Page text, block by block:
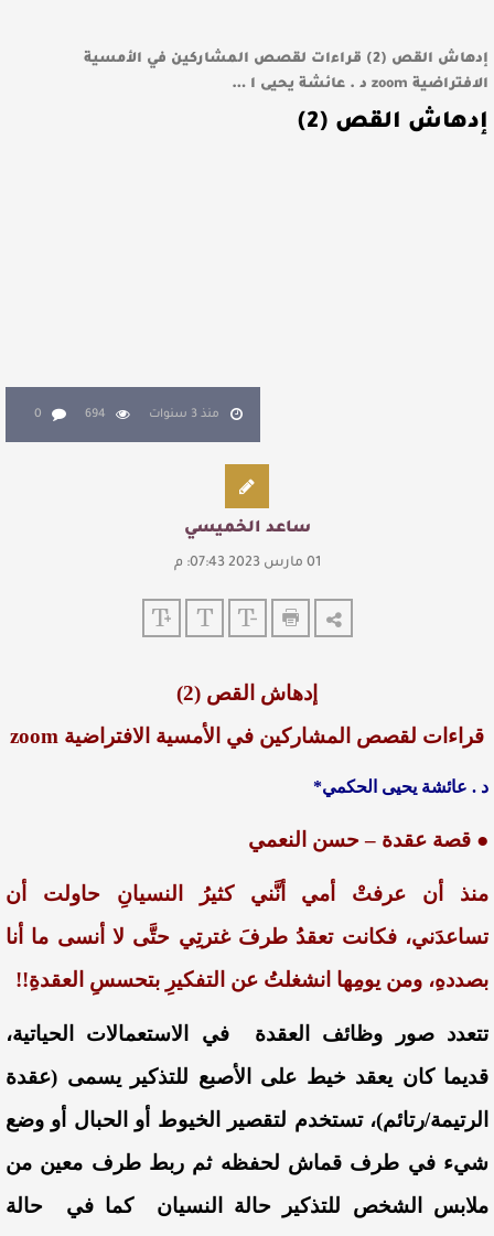
إدهاش القص (2) قراءات لقصص المشاركين في الأمسية
الافتراضية zoom د . عائشة يحيى ا …
إدهاش القص (2)
منذ 3 سنوات 694
0
ساعد الخميسي
01 مارس 2023 07:43: م
إدهاش القص (2)
قراءات لقصص المشاركين في الأمسية الافتراضية zoom
د . عائشة يحيى الحكمي*
● قصة عقدة – حسن النعمي
منذ أن عرفتْ أمي أنَّني كثيرُ النسيانِ حاولت أن
تساعدَني، فكانت تعقدُ طرفَ غترتِي حتَّى لا أنسى ما أنا
بصددهِ، ومن يومِها انشغلتُ عن التفكيرِ بتحسسِ العقدةِ!!
تتعدد صور وظائف العقدة في الاستعمالات الحياتية،
قديما كان يعقد خيط على الأصبع للتذكير يسمى (عقدة
الرتيمة/رتائم)، تستخدم لتقصير الخيوط أو الحبال أو وضع
شيء في طرف قماش لحفظه ثم ربط طرف معين من
ملابس الشخص للتذكير حالة النسيان كما في حالة